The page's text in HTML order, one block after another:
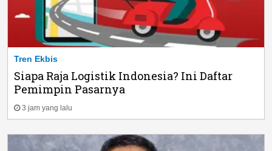
Tren Ekbis
Siapa Raja Logistik Indonesia? Ini Daftar
Pemimpin Pasarnya
3 jam yang lalu